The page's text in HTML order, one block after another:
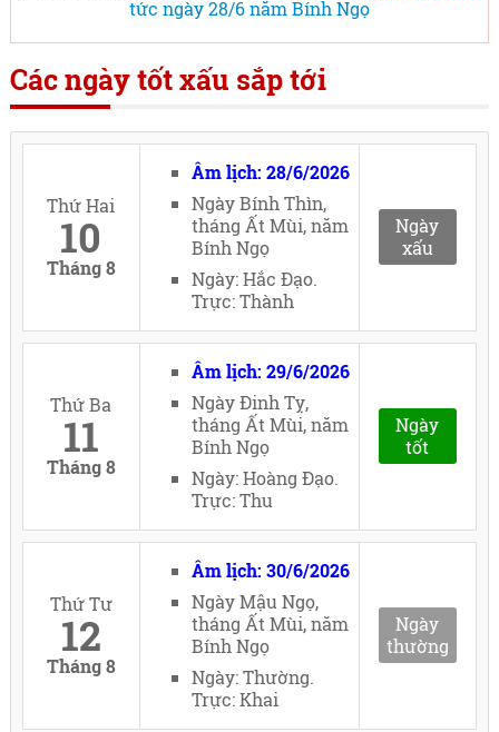
tức ngày 28/6 năm Bính Ngọ
Các ngày tốt xấu sắp tới
Thứ Hai
10
Tháng 8
Âm lịch: 28/6/2026
Ngày Bính Thìn,
tháng Ất Mùi, năm
Bính Ngọ
Ngày: Hắc Đạo.
Trực: Thành
Ngày
xấu
Thứ Ba
11
Tháng 8
Âm lịch: 29/6/2026
Ngày Đinh Tỵ,
tháng Ất Mùi, năm
Bính Ngọ
Ngày: Hoàng Đạo.
Trực: Thu
Ngày
tốt
Thứ Tư
12
Tháng 8
Âm lịch: 30/6/2026
Ngày Mậu Ngọ,
tháng Ất Mùi, năm
Bính Ngọ
Ngày: Thường.
Trực: Khai
Ngày
thường